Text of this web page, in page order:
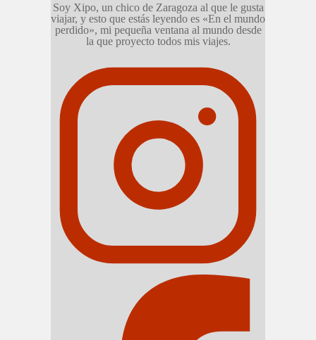
Soy Xipo, un chico de Zaragoza al que le gusta
viajar, y esto que estás leyendo es «En el mundo
perdido», mi pequeña ventana al mundo desde
la que proyecto todos mis viajes.